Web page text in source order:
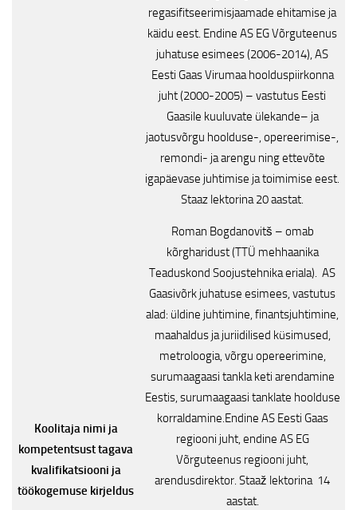
Koolitaja nimi ja
kompetentsust tagava
kvalifikatsiooni ja
töökogemuse kirjeldus
regasifitseerimisjaamade ehitamise ja
käidu eest. Endine AS EG Võrguteenus
juhatuse esimees (2006-2014), AS
Eesti Gaas Virumaa hoolduspiirkonna
juht (2000-2005) – vastutus Eesti
Gaasile kuuluvate ülekande– ja
jaotusvõrgu hoolduse-, opereerimise-,
remondi- ja arengu ning ettevõte
igapäevase juhtimise ja toimimise eest.
Staaz lektorina 20 aastat.
Roman Bogdanovitš – omab
kõrgharidust (TTÜ mehhaanika
Teaduskond Soojustehnika eriala). AS
Gaasivõrk juhatuse esimees, vastutus
alad: üldine juhtimine, finantsjuhtimine,
maahaldus ja juriidilised küsimused,
metroloogia, võrgu opereerimine,
surumaagaasi tankla keti arendamine
Eestis, surumaagaasi tanklate hoolduse
korraldamine.Endine AS Eesti Gaas
regiooni juht, endine AS EG
Võrguteenus regiooni juht,
arendusdirektor. Staaž lektorina 14
aastat.